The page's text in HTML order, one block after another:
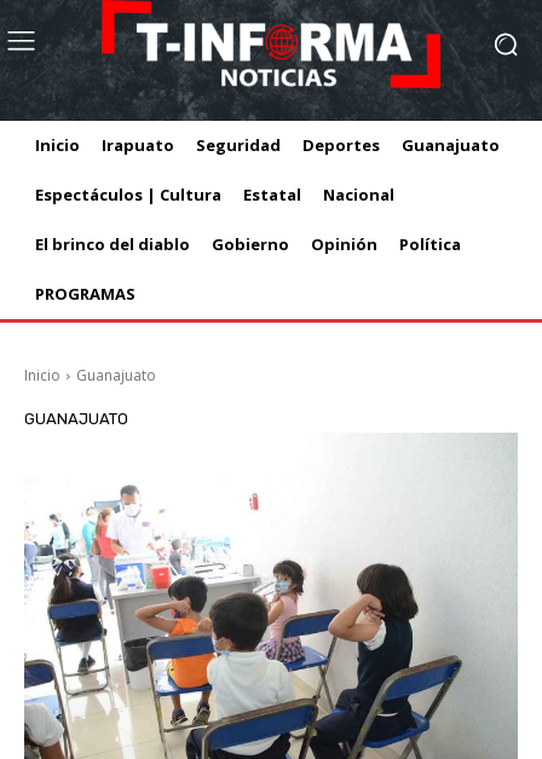
Inicio Irapuato Seguridad Deportes Guanajuato
Espectáculos | Cultura Estatal Nacional
El brinco del diablo Gobierno Opinión Política
PROGRAMAS
Inicio Guanajuato
GUANAJUATO